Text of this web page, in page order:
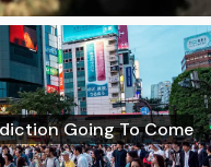
Going To Come